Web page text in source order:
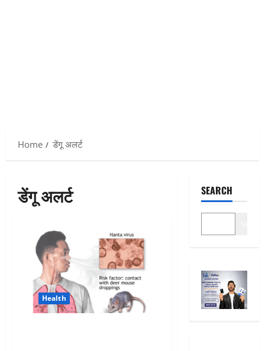
Home डेंगू अलर्ट
डेंगू अलर्ट
Health
SEARCH